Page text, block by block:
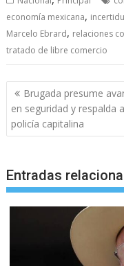
economía mexicana,
Marcelo Ebrard, relaciones
tratado de libre comercio
Navegación
de
entradas
Brugada presume
en seguridad y respalda
policía capitalina
Entradas